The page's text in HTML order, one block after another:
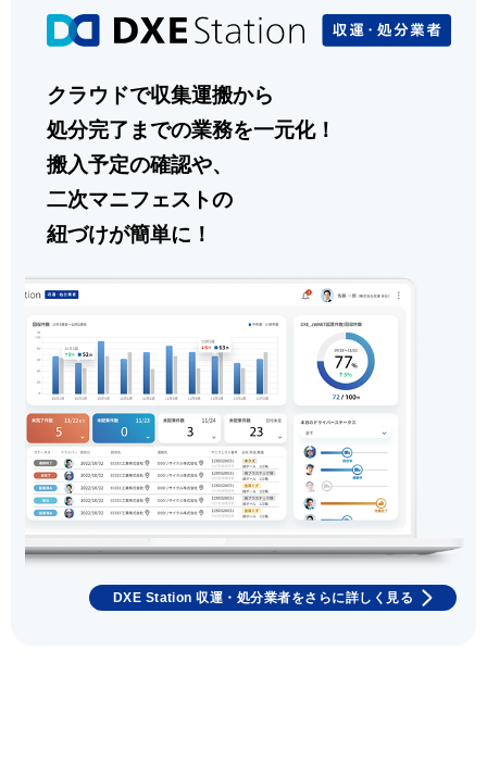
クラウドで収集運搬から
処分完了までの業務を一元化！
搬入予定の確認や、
二次マニフェストの
紐づけが簡単に！
DXE Station 収運・処分業者をさらに詳しく見る